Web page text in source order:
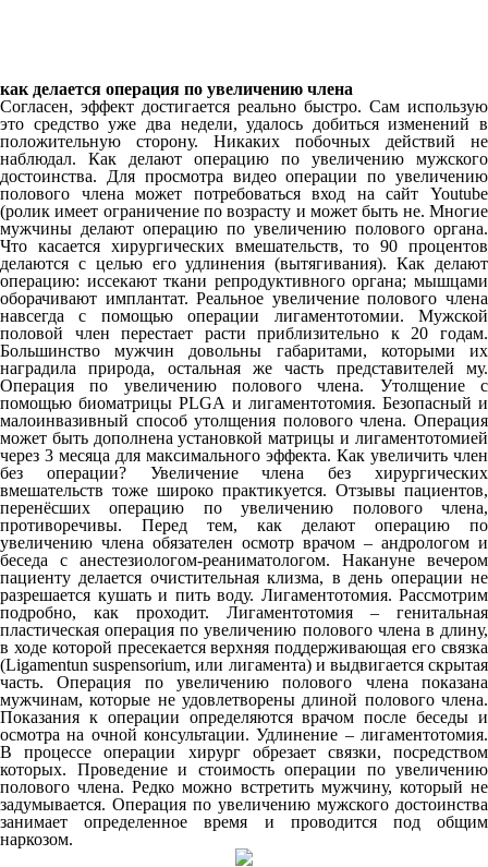
как делается операция по увеличению члена
Согласен, эффект достигается реально быстро. Сам использую
это средство уже два недели, удалось добиться изменений в
положительную сторону. Никаких побочных действий не
наблюдал. Как делают операцию по увеличению мужского
достоинства. Для просмотра видео операции по увеличению
полового члена может потребоваться вход на сайт Youtube
(ролик имеет ограничение по возрасту и может быть не. Многие
мужчины делают операцию по увеличению полового органа.
Что касается хирургических вмешательств, то 90 процентов
делаются с целью его удлинения (вытягивания). Как делают
операцию: иссекают ткани репродуктивного органа; мышцами
оборачивают имплантат. Реальное увеличение полового члена
навсегда с помощью операции лигаментотомии. Мужской
половой член перестает расти приблизительно к 20 годам.
Большинство мужчин довольны габаритами, которыми их
наградила природа, остальная же часть представителей му.
Операция по увеличению полового члена. Утолщение с
помощью биоматрицы PLGA и лигаментотомия. Безопасный и
малоинвазивный способ утолщения полового члена. Операция
может быть дополнена установкой матрицы и лигаментотомией
через 3 месяца для максимального эффекта. Как увеличить член
без операции? Увеличение члена без хирургических
вмешательств тоже широко практикуется. Отзывы пациентов,
перенёсших операцию по увеличению полового члена,
противоречивы. Перед тем, как делают операцию по
увеличению члена обязателен осмотр врачом – андрологом и
беседа с анестезиологом-реаниматологом. Накануне вечером
пациенту делается очистительная клизма, в день операции не
разрешается кушать и пить воду. Лигаментотомия. Рассмотрим
подробно, как проходит. Лигаментотомия – генитальная
пластическая операция по увеличению полового члена в длину,
в ходе которой пресекается верхняя поддерживающая его связка
(Ligamentun suspensorium, или лигамента) и выдвигается скрытая
часть. Операция по увеличению полового члена показана
мужчинам, которые не удовлетворены длиной полового члена.
Показания к операции определяются врачом после беседы и
осмотра на очной консультации. Удлинение – лигаментотомия.
В процессе операции хирург обрезает связки, посредством
которых. Проведение и стоимость операции по увеличению
полового члена. Редко можно встретить мужчину, который не
задумывается. Операция по увеличению мужского достоинства
занимает определенное время и проводится под общим
наркозом.